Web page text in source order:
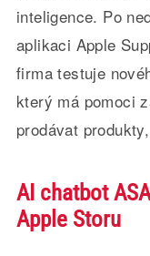
inteligence. Po
aplikaci Apple
firma testuje
který má pomoci
prodávat
AI chatbot
Apple Storu